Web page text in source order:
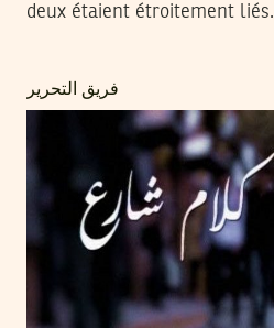
deux étaient étroitement liés.
فريق التحرير